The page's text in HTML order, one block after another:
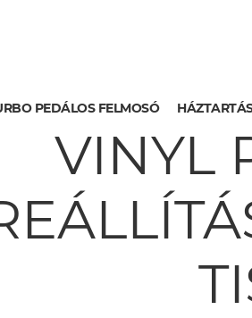
PEDÁLOS FELMOSÓ
VINYL